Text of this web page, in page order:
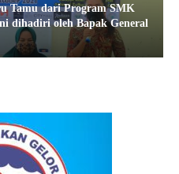
Tamu dari Program SMK
dihadiri oleh Bapak General